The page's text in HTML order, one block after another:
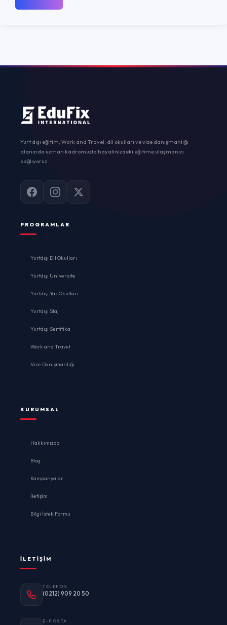
Yurt dışı eğitim, Work and Travel, dil okulları ve vize danışmanlığı
alanında uzman kadromuzla hayalinizdeki eğitime ulaşmanızı
sağlıyoruz.
PROGRAMLAR
Yurtdışı Dil Okulları
Yurtdışı Üniversite
Yurtdışı Yaz Okulları
Yurtdışı Staj
Yurtdışı Sertifika
Work and Travel
Vize Danışmanlığı
KURUMSAL
Hakkımızda
Blog
Kampanyalar
İletişim
Bilgi İstek Formu
İLETIŞIM
TELEFON
(0212) 909 20 50
E-POSTA